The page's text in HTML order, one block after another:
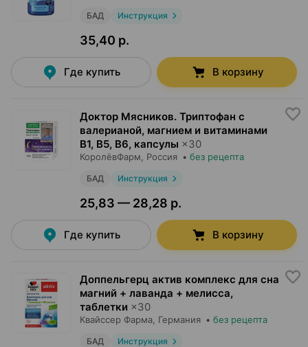
БАД Инструкция
35,40 р.
Где купить В корзину
Доктор Мясников. Триптофан с
валерианой, магнием и витаминами
В1, В5, В6, капсулы ×30
КоролёвФарм , Россия • без рецепта
БАД Инструкция
25,83 — 28,28 р.
Где купить В корзину
Доппельгерц актив комплекс для сна
магний + лаванда + мелисса,
таблетки ×30
Квайссер Фарма , Германия • без рецепта
БАД Инструкция